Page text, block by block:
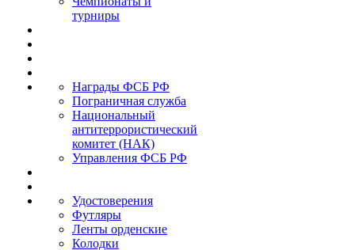
турниры
Награды ФСБ РФ
Пограничная служба
Национальный
антитеррористический
комитет (НАК)
Управления ФСБ РФ
Удостоверения
Футляры
Ленты орденские
Колодки